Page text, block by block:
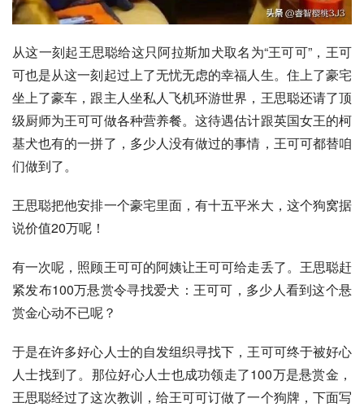
从这一刻起王思聪给这只阿拉斯加犬取名为“王可可”，王可
可也是从这一刻起过上了无忧无虑的幸福人生。住上了豪宅
坐上了豪车，跟主人坐私人飞机环游世界，王思聪还请了顶
级厨师为王可可做各种营养餐。这待遇估计跟英国女王的柯
基犬也有的一拼了，多少人没有做过的事情，王可可都替咱
们做到了。
王思聪把他安排一个豪宅里面，有十五平米大，这个狗窝据
说价值20万呢！
有一次呢，照顾王可可的阿姨让王可可给走丢了。王思聪赶
紧发布100万悬赏令寻找爱犬：王可可，多少人看到这个悬
赏金心动不已呢？
于是在许多好心人士的自发组织寻找下，王可可终于被好心
人士找到了。那位好心人士也成功领走了100万是悬赏金，
王思聪经过了这次教训，给王可可订做了一个狗牌，下面写